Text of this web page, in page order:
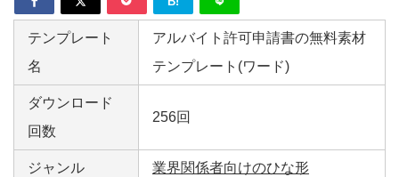
テンプレート
名
アルバイト許可申請書の無料素材
テンプレート(ワード)
ダウンロード
回数
256回
ジャンル 業界関係者向けのひな形